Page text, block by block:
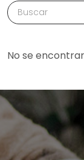
Buscar
No se